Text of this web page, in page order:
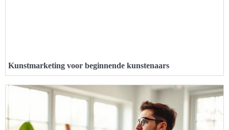
Kunstmarketing voor beginnende kunstenaars